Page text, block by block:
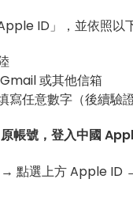
ID」，並依照以
或其他信箱
寫任意數字（後續驗證
帳號，登入中國
點選上方 Apple ID